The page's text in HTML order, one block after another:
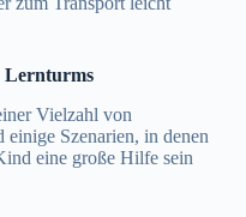
Lernturms
Vielzahl von
Szenarien, in denen
eine große Hilfe sein